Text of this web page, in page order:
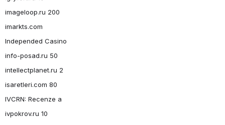
imageloop.ru 200
imarkts.com
Independed Casino
info-posad.ru 50
intellectplanet.ru 2
isaretleri.com 80
IVCRN: Recenze a
ivpokrov.ru 10